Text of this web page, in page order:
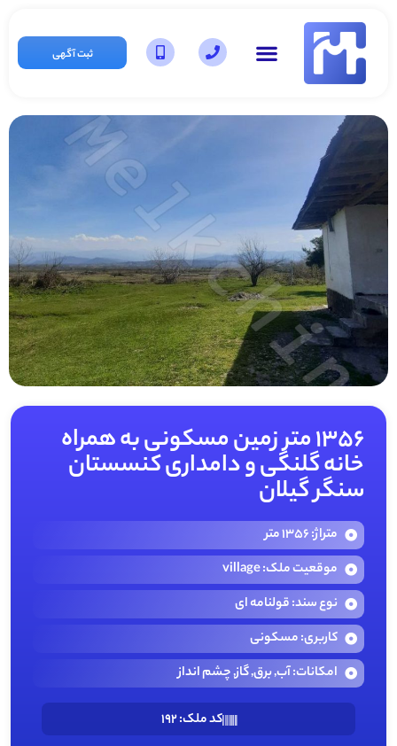
ثبت آگهی
1356 متر زمین مسکونی به همراه
خانه گلنگی و دامداری کنسستان
سنگر گیلان
متراژ: 1356 متر
موقعیت ملک: village
نوع سند: قولنامه ای
کاربری: مسکونی
امکانات: آب, برق, گاز, چشم انداز
کد ملک: 192